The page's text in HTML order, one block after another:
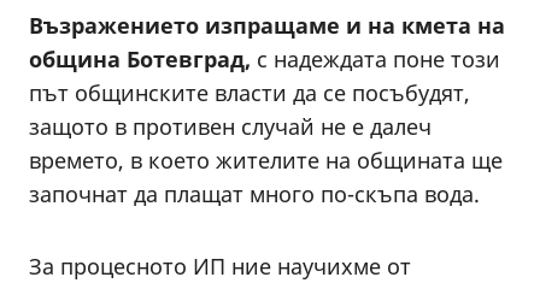
Възражението изпращаме и на кмета на
община Ботевград, с надеждата поне този
път общинските власти да се посъбудят,
защото в противен случай не е далеч
времето, в което жителите на общината ще
започнат да плащат много по-скъпа вода.
За процесното ИП ние научихме от